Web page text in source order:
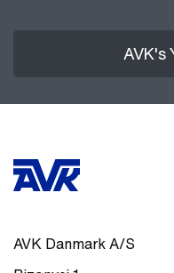
AVK's
AVK Danmark A/S